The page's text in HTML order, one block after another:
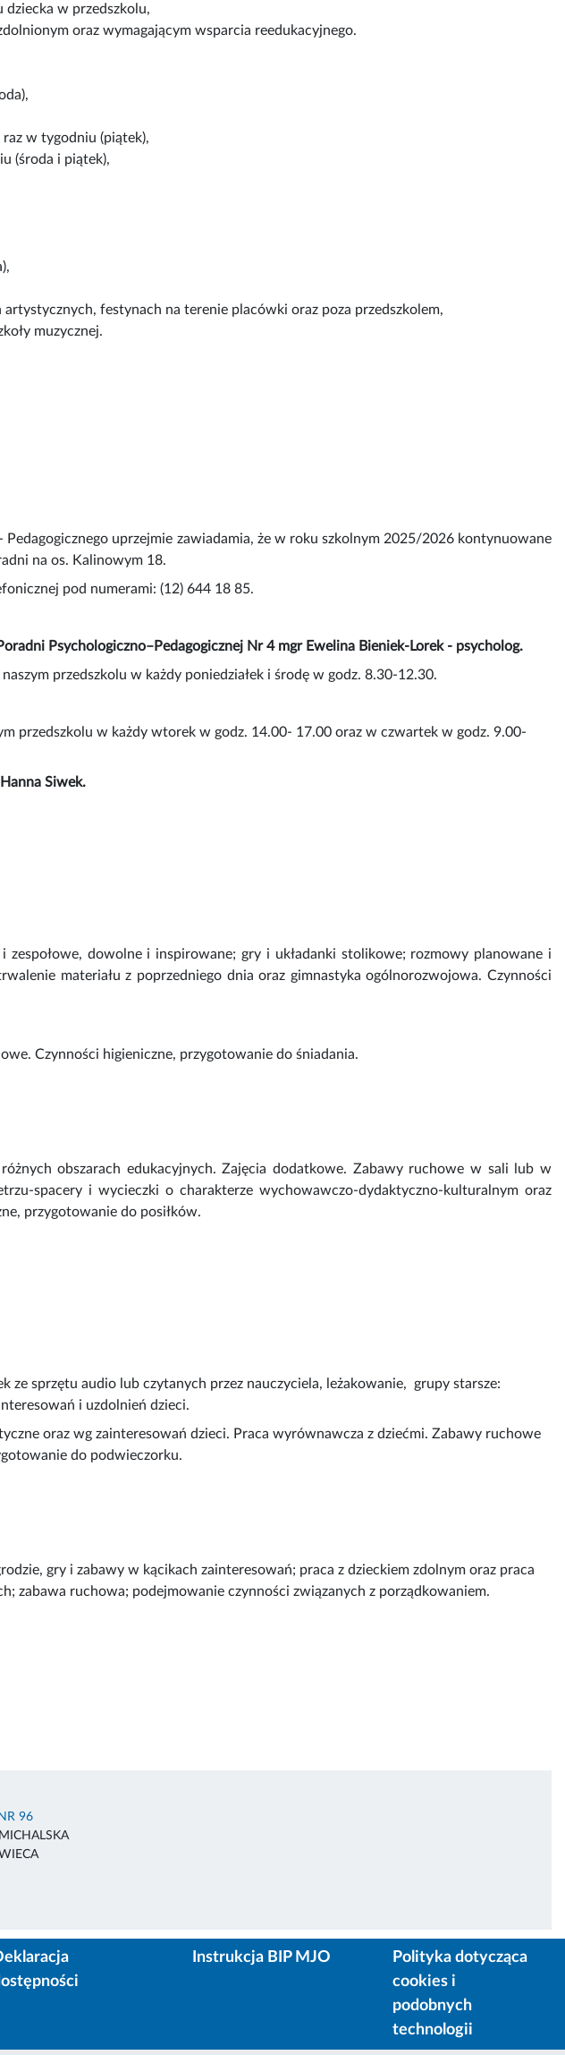
dziecka w przedszkolu,
oraz wymagającym wsparcia reedukacyjnego.
w tygodniu (piątek),
(środa i piątek),
festynach na terenie placówki oraz poza przedszkolem,
muzycznej.
uprzejmie zawiadamia, że w roku szkolnym 2025/2026 kontynuowane
na os. Kalinowym 18.
pod numerami: (12) 644 18 85.
Psychologiczno–Pedagogicznej Nr 4 mgr Ewelina Bieniek-Lorek - psycholog.
przedszkolu w każdy poniedziałek i środę w godz. 8.30-12.30.
przedszkolu w każdy wtorek w godz. 14.00- 17.00 oraz w czwartek w godz. 9.00-
Siwek.
zespołowe, dowolne i inspirowane; gry i układanki stolikowe; rozmowy planowane i
materiału z poprzedniego dnia oraz gimnastyka ogólnorozwojowa. Czynności
Czynności higieniczne, przygotowanie do śniadania.
obszarach edukacyjnych. Zajęcia dodatkowe. Zabawy ruchowe w sali lub w
spacery i wycieczki o charakterze wychowawczo-dydaktyczno-kulturalnym oraz
przygotowanie do posiłków.
ze sprzętu audio lub czytanych przez nauczyciela, leżakowanie, grupy starsze:
i uzdolnień dzieci.
oraz wg zainteresowań dzieci. Praca wyrównawcza z dziećmi. Zabawy ruchowe
do podwieczorku.
gry i zabawy w kącikach zainteresowań; praca z dzieckiem zdolnym oraz praca
zabawa ruchowa; podejmowanie czynności związanych z porządkowaniem.
96
Instrukcja BIP MJO
Polityka dotycząca
cookies i
podobnych
technologii